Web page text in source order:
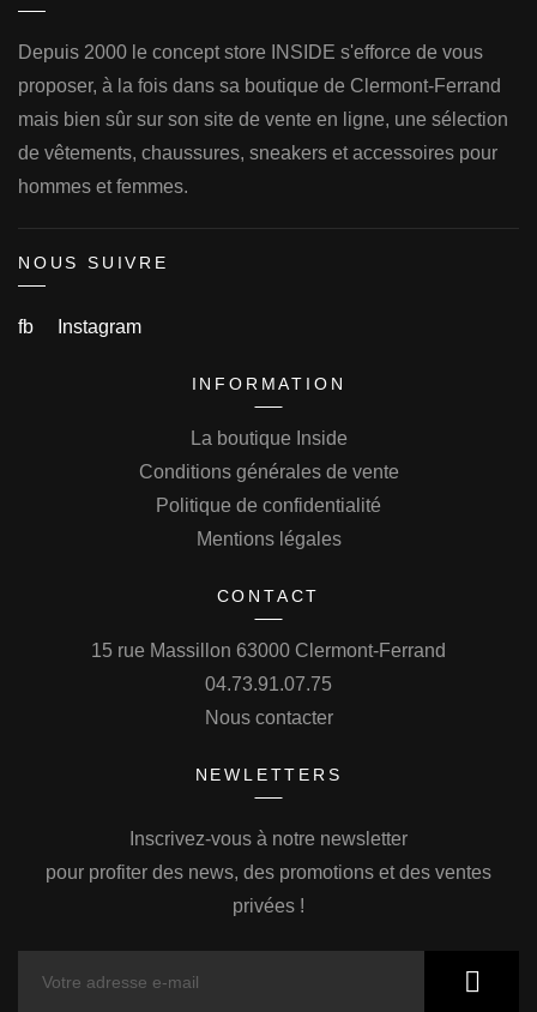
Depuis 2000 le concept store INSIDE s'efforce de vous
proposer, à la fois dans sa boutique de Clermont-Ferrand
mais bien sûr sur son site de vente en ligne, une sélection
de vêtements, chaussures, sneakers et accessoires pour
hommes et femmes.
NOUS SUIVRE
fb Instagram
INFORMATION
La boutique Inside
Conditions générales de vente
Politique de confidentialité
Mentions légales
CONTACT
15 rue Massillon 63000 Clermont-Ferrand
04.73.91.07.75
Nous contacter
NEWLETTERS
Inscrivez-vous à notre newsletter
pour profiter des news, des promotions et des ventes
privées !